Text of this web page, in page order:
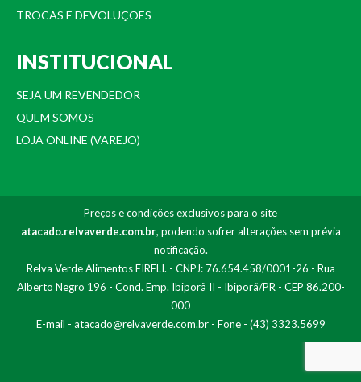
TROCAS E DEVOLUÇÕES
INSTITUCIONAL
SEJA UM REVENDEDOR
QUEM SOMOS
LOJA ONLINE (VAREJO)
Preços e condições exclusivos para o site
atacado.relvaverde.com.br, podendo sofrer alterações sem prévia
notificação.
Relva Verde Alimentos EIRELI. - CNPJ: 76.654.458/0001-26 - Rua
Alberto Negro 196 - Cond. Emp. Ibiporã II - Ibiporã/PR - CEP 86.200-
000
E-mail - atacado@relvaverde.com.br- Fone - (43) 3323.5699